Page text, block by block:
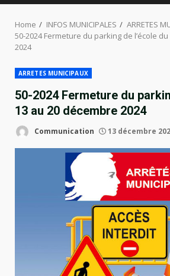
Home INFOS MUNICIPALES
ARRETES
50-2024 Fermeture du parking de l’école
2024
ARRETES MUNICIPAUX
50-2024 Fermeture du
13 au 20 décembre 2024
Communication 13 décembre